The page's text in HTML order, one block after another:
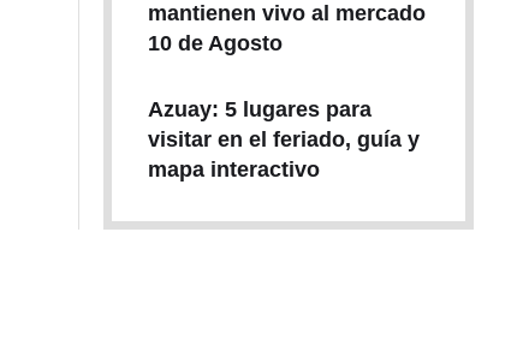
mantienen vivo al mercado
10 de Agosto
Azuay: 5 lugares para
visitar en el feriado, guía y
mapa interactivo